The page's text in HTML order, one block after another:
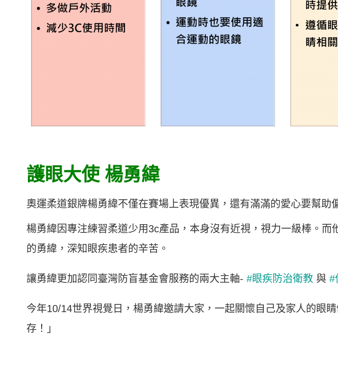
護眼大使 楊勇緯
奧運柔道銀牌楊勇緯不僅在賽場上表現優異，還有滿滿的愛心要幫
楊勇緯因專注練習柔道少用3c產品，本身沒有近視，視力一級棒。
的勇緯，深知眼疾患者的辛苦。
讓勇緯更加認同臺灣防盲基金會服務的兩大主軸- #眼疾防治衛教 與 #
今年10/14世界視覺日，楊勇緯邀請大家，一起關懷自己及家人的眼
存！」